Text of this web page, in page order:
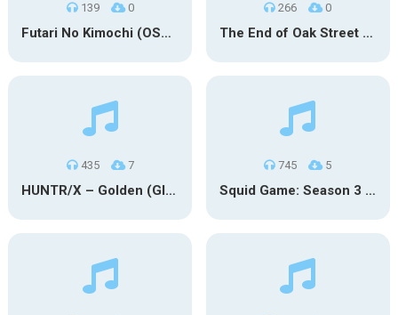
139 0
Futari No Kimochi (OST Inuyasha)
266 0
The End of Oak Street Trailer
435 7
HUNTR/X – Golden (Glowin’ Version)
745 5
Squid Game: Season 3 | Final Games